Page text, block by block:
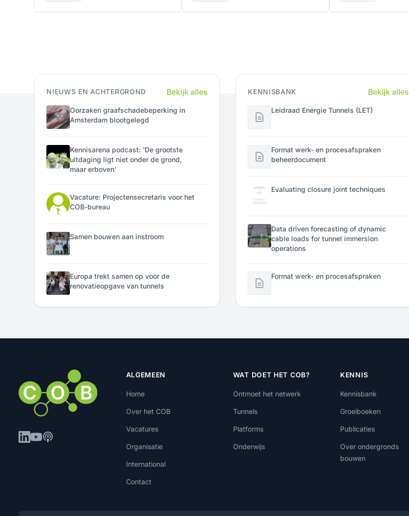
NIEUWS EN ACHTERGROND Bekijk alles
Oorzaken graafschadebeperking in
Amsterdam blootgelegd
Kennisarena podcast: ‘De grootste
uitdaging ligt niet onder de grond,
maar erboven’
Vacature: Projectensecretaris voor het
COB-bureau
Samen bouwen aan instroom
Europa trekt samen op voor de
renovatieopgave van tunnels
KENNISBANK Bekijk alles
Leidraad Energie Tunnels (LET)
Format werk- en procesafspraken
beheerdocument
Evaluating closure joint techniques
Data driven forecasting of dynamic
cable loads for tunnel immersion
operations
Format werk- en procesafspraken
ALGEMEEN
Home
Over het COB
Vacatures
Organisatie
International
Contact
WAT DOET HET COB?
Ontmoet het netwerk
Tunnels
Platforms
Onderwijs
KENNIS
Kennisbank
Groeiboeken
Publicaties
Over ondergronds
bouwen